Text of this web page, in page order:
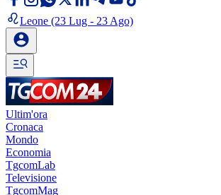
Leone (23 Lug - 23 Ago)
Ultim'ora
Cronaca
Mondo
Economia
TgcomLab
Televisione
TgcomMag